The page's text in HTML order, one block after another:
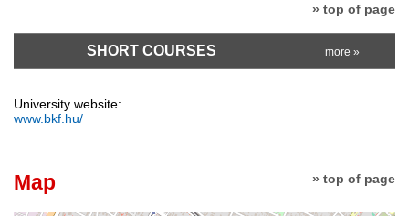
» top of page
SHORT COURSES more »
University website:
www.bkf.hu/
» top of page
Map